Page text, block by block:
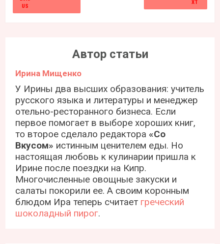
Автор статьи
Ирина Мищенко
У Ирины два высших образования: учитель
русского языка и литературы и менеджер
отельно-ресторанного бизнеса. Если
первое помогает в выборе хороших книг,
то второе сделало редактора«Со
Вкусом» истинным ценителем еды. Но
настоящая любовь к кулинарии пришла к
Ирине после поездки на Кипр.
Многочисленные овощные закуски и
салаты покорили ее. А своим коронным
блюдом Ира теперь считает греческий
шоколадный пирог.